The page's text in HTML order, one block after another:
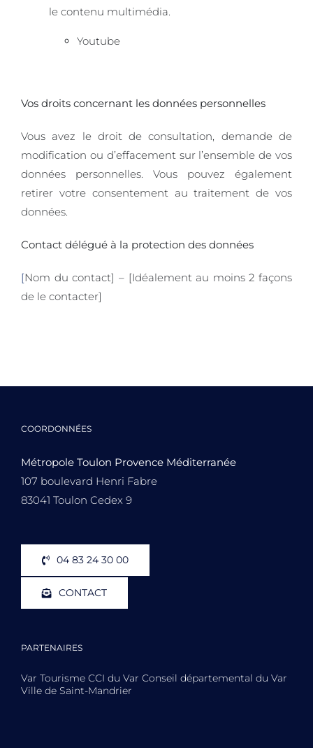
le contenu multimédia.
Youtube
Vos droits concernant les données personnelles
Vous avez le droit de consultation, demande de
modification ou d’effacement sur l’ensemble de vos
données personnelles. Vous pouvez également
retirer votre consentement au traitement de vos
données.
Contact délégué à la protection des données
[Nom du contact] – [Idéalement au moins 2 façons
de le contacter]
COORDONNÉES
Métropole Toulon Provence Méditerranée
107 boulevard Henri Fabre
83041 Toulon Cedex 9
04 83 24 30 00
CONTACT
PARTENAIRES
Var Tourisme CCI du Var Conseil départemental du Var
Ville de Saint-Mandrier